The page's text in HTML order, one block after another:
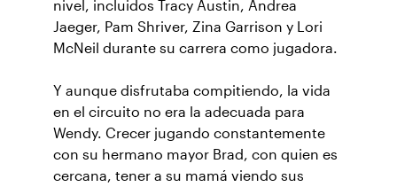
nivel, incluidos Tracy Austin, Andrea
Jaeger, Pam Shriver, Zina Garrison y Lori
McNeil durante su carrera como jugadora.
Y aunque disfrutaba compitiendo, la vida
en el circuito no era la adecuada para
Wendy. Crecer jugando constantemente
con su hermano mayor Brad, con quien es
cercana, tener a su mamá viendo sus